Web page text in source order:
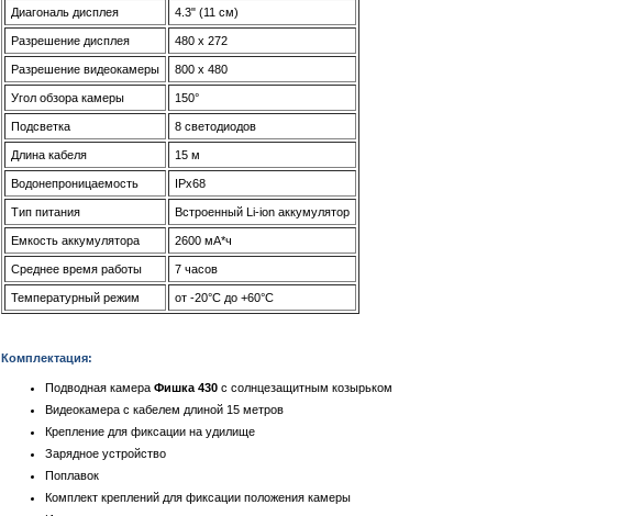
Диагональ дисплея 4.3" (11 см)
Разрешение дисплея 480 x 272
Разрешение видеокамеры 800 х 480
Угол обзора камеры 150°
Подсветка 8 светодиодов
Длина кабеля 15 м
Водонепроницаемость IPx68
Тип питания Встроенный Li-ion аккумулятор
Емкость аккумулятора 2600 мА*ч
Среднее время работы 7 часов
Температурный режим от -20°C до +60°C
Комплектация:
Подводная камера Фишка 430 с солнцезащитным козырьком
Видеокамера с кабелем длиной 15 метров
Крепление для фиксации на удилище
Зарядное устройство
Поплавок
Комплект креплений для фиксации положения камеры